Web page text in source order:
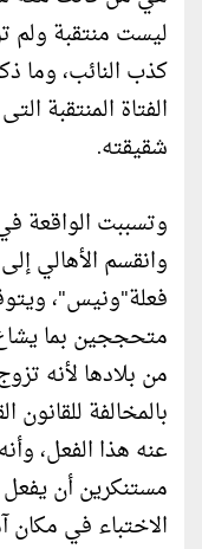
ليست منتقبة ولم
كذب النائب، وما
الفتاة المنتقبة
شقيقته.
وتسببت الواقعة
وانقسم الأهالي
فعلة"ونيس"،
متحججين بما
من بلادها لأنه
بالمخالفة
عنه هذا الفعل،
مستنكرين أن
الاختباء في